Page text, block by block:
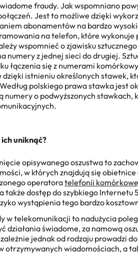
fraudy. Jak wspomniano
Jest to możliwe dzięki
abonamentów na bardzo
na telefon, które wykonuje
wspomnieć o zjawisku
numery z jednej sieci do drugiej.
łączenia się z numerami
istnieniu określonych stawek,
polskiego prawa stawka jest
numery o podwyższonych
uniknąć?
opisywanego oszustwa to
w których znajdują się
operatoratelefonii
także dostęp do szybkiego
wystąpienia tego bardzo
w telekomunikacjito nadużycia
działania świadome, za namową
jednak od rodzaju prowadzi
wiadomościach, a